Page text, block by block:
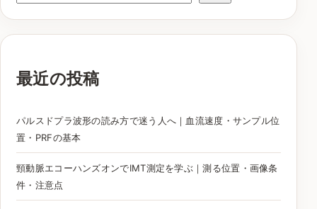
最近の投稿
パルスドプラ波形の読み方で迷う人へ｜血流速度・サンプル位
置・PRFの基本
頸動脈エコーハンズオンでIMT測定を学ぶ｜測る位置・画像条
件・注意点